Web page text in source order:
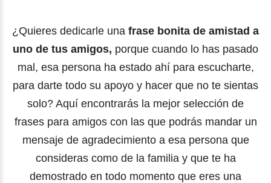
¿Quieres dedicarle una frase bonita de amistad a
uno de tus amigos, porque cuando lo has pasado
mal, esa persona ha estado ahí para escucharte,
para darte todo su apoyo y hacer que no te sientas
solo? Aquí encontrarás la mejor selección de
frases para amigos con las que podrás mandar un
mensaje de agradecimiento a esa persona que
consideras como de la familia y que te ha
demostrado en todo momento que eres una